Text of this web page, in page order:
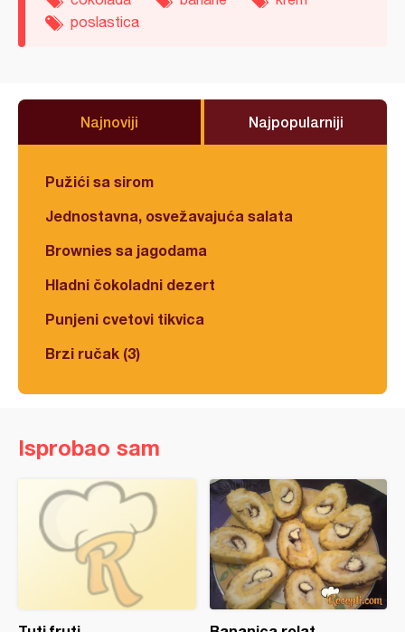
poslastica
Najnoviji Najpopularniji
Pužići sa sirom
Jednostavna, osvežavajuća salata
Brownies sa jagodama
Hladni čokoladni dezert
Punjeni cvetovi tikvica
Brzi ručak (3)
Isprobao sam